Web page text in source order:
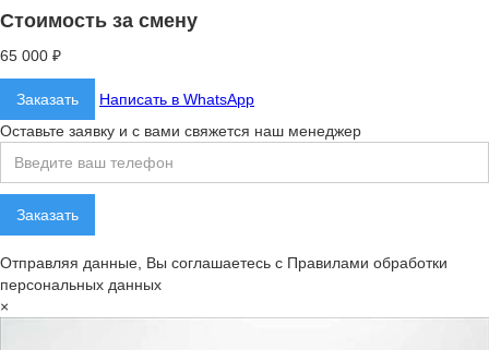
Стоимость за смену
65 000 ₽
Заказать
Написать в WhatsApp
Оставьте заявку и с вами свяжется наш менеджер
Отправляя данные, Вы соглашаетесь с Правилами обработки
персональных данных
×